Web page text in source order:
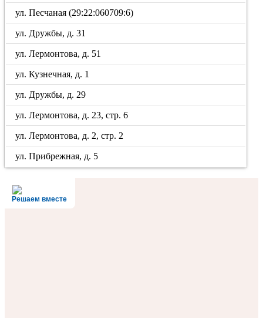
ул. Песчаная (29:22:060709:6)
ул. Дружбы, д. 31
ул. Лермонтова, д. 51
ул. Кузнечная, д. 1
ул. Дружбы, д. 29
ул. Лермонтова, д. 23, стр. 6
ул. Лермонтова, д. 2, стр. 2
ул. Прибрежная, д. 5
Решаем вместе